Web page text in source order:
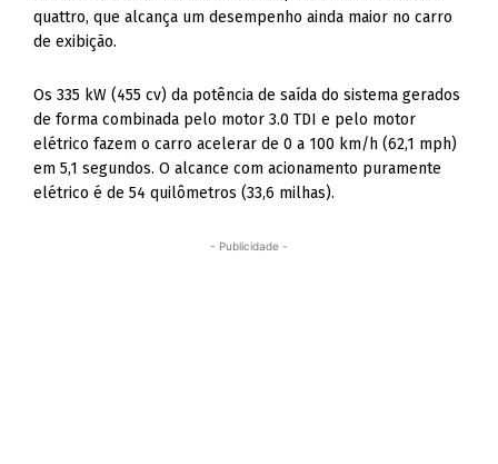
quattro, que alcança um desempenho ainda maior no carro
de exibição.
Os 335 kW (455 cv) da potência de saída do sistema gerados
de forma combinada pelo motor 3.0 TDI e pelo motor
elétrico fazem o carro acelerar de 0 a 100 km/h (62,1 mph)
em 5,1 segundos. O alcance com acionamento puramente
elétrico é de 54 quilômetros (33,6 milhas).
- Publicidade -